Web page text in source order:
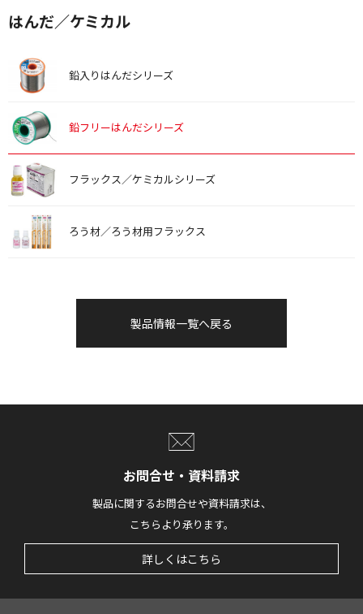
はんだ／ケミカル
鉛入りはんだシリーズ
鉛フリーはんだシリーズ
フラックス／ケミカルシリーズ
ろう材／ろう材用フラックス
製品情報一覧へ戻る
お問合せ・資料請求
製品に関するお問合せや資料請求は、
こちらより承ります。
詳しくはこちら